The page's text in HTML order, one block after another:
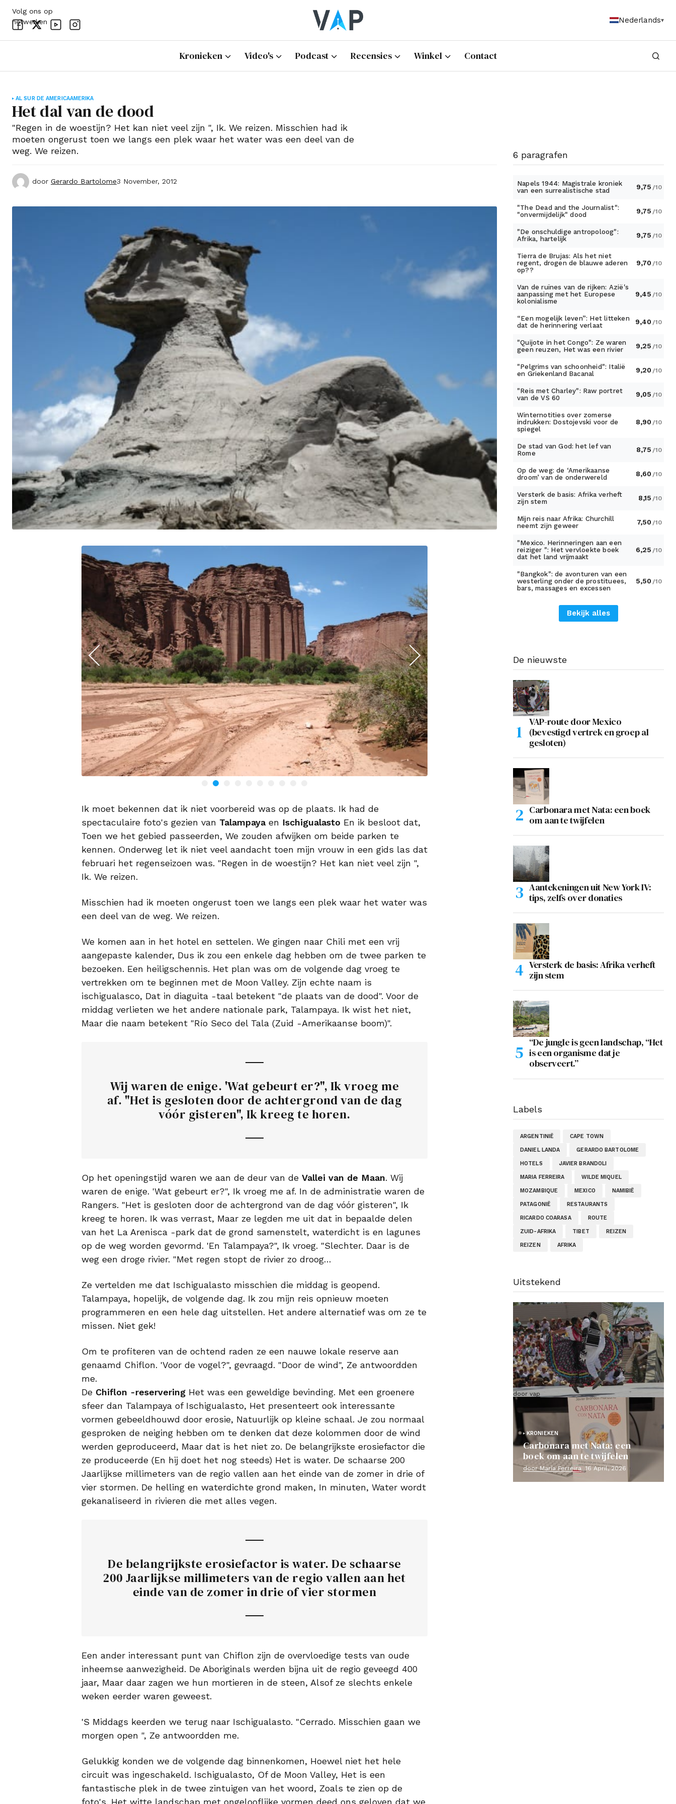
Nederlands
Kronieken Video's Podcast Recensies Winkel Contact
AL SUR DE AMERICAAMERIKA
Het dal van de dood
"Regen in de woestijn? Het kan niet veel zijn ", Ik. We reizen. Misschien had ik
moeten ongerust toen we langs een plek waar het water was een deel van de
weg. We reizen.
door Gerardo Bartolome3 November, 2012
Ik moet bekennen dat ik niet voorbereid was op de plaats. Ik had de
spectaculaire foto's gezien van Talampayaen Ischigualasto En ik besloot dat,
Toen we het gebied passeerden, We zouden afwijken om beide parken te
kennen. Onderweg let ik niet veel aandacht toen mijn vrouw in een gids las dat
februari het regenseizoen was. "Regen in de woestijn? Het kan niet veel zijn ",
Ik. We reizen.
Misschien had ik moeten ongerust toen we langs een plek waar het water was
een deel van de weg. We reizen.
We komen aan in het hotel en settelen. We gingen naar Chili met een vrij
aangepaste kalender, Dus ik zou een enkele dag hebben om de twee parken te
bezoeken. Een heiligschennis. Het plan was om de volgende dag vroeg te
vertrekken om te beginnen met de Moon Valley. Zijn echte naam is
ischigualasco, Dat in diaguita -taal betekent "de plaats van de dood". Voor de
middag verlieten we het andere nationale park, Talampaya. Ik wist het niet,
Maar die naam betekent "Río Seco del Tala (Zuid -Amerikaanse boom)".
Wij waren de enige. 'Wat gebeurt er?", Ik vroeg me
af. "Het is gesloten door de achtergrond van de dag
vóór gisteren", Ik kreeg te horen.
Op het openingstijd waren we aan de deur van de Vallei van de Maan. Wij
waren de enige. 'Wat gebeurt er?", Ik vroeg me af. In de administratie waren de
Rangers. "Het is gesloten door de achtergrond van de dag vóór gisteren", Ik
kreeg te horen. Ik was verrast, Maar ze legden me uit dat in bepaalde delen
van het La Arenisca -park dat de grond samenstelt, waterdicht is en lagunes
op de weg worden gevormd. 'En Talampaya?", Ik vroeg. "Slechter. Daar is de
weg een droge rivier. "Met regen stopt de rivier zo droog…
Ze vertelden me dat Ischigualasto misschien die middag is geopend.
Talampaya, hopelijk, de volgende dag. Ik zou mijn reis opnieuw moeten
programmeren en een hele dag uitstellen. Het andere alternatief was om ze te
missen. Niet gek!
Om te profiteren van de ochtend raden ze een nauwe lokale reserve aan
genaamd Chiflon. 'Voor de vogel?", gevraagd. "Door de wind", Ze antwoordden
me.
De Chiflon -reservering Het was een geweldige bevinding. Met een groenere
sfeer dan Talampaya of Ischigualasto, Het presenteert ook interessante
vormen gebeeldhouwd door erosie, Natuurlijk op kleine schaal. Je zou normaal
gesproken de neiging hebben om te denken dat deze kolommen door de wind
werden geproduceerd, Maar dat is het niet zo. De belangrijkste erosiefactor die
ze produceerde (En hij doet het nog steeds) Het is water. De schaarse 200
Jaarlijkse millimeters van de regio vallen aan het einde van de zomer in drie of
vier stormen. De helling en waterdichte grond maken, In minuten, Water wordt
gekanaliseerd in rivieren die met alles vegen.
De belangrijkste erosiefactor is water. De schaarse
200 Jaarlijkse millimeters van de regio vallen aan het
einde van de zomer in drie of vier stormen
Een ander interessant punt van Chiflon zijn de overvloedige tests van oude
inheemse aanwezigheid. De Aboriginals werden bijna uit de regio geveegd 400
jaar, Maar daar zagen we hun mortieren in de steen, Alsof ze slechts enkele
weken eerder waren geweest.
'S Middags keerden we terug naar Ischigualasto. "Cerrado. Misschien gaan we
morgen open ", Ze antwoordden me.
Gelukkig konden we de volgende dag binnenkomen, Hoewel niet het hele
circuit was ingeschakeld. Ischigualasto, Of de Moon Valley, Het is een
fantastische plek in de twee zintuigen van het woord, Zoals te zien op de
6 paragrafen
Napels 1944: Magistrale kroniek
van een surrealistische stad
9,75 /10
"The Dead and the Journalist":
"onvermijdelijk" dood
9,75 /10
"De onschuldige antropoloog":
Afrika, hartelijk
9,75 /10
Tierra de Brujas: Als het niet
regent, drogen de blauwe aderen
op??
9,70 /10
Van de ruïnes van de rijken: Azië's
aanpassing met het Europese
kolonialisme
9,45 /10
“Een mogelijk leven”: Het litteken
dat de herinnering verlaat
9,40 /10
"Quijote in het Congo": Ze waren
geen reuzen, Het was een rivier
9,25 /10
"Pelgrims van schoonheid": Italië
en Griekenland Bacanal
9,20 /10
"Reis met Charley": Raw portret
van de VS 60
9,05 /10
Winternotities over zomerse
indrukken: Dostojevski voor de
spiegel
8,90 /10
De stad van God: het lef van
Rome
8,75 /10
Op de weg: de ‘Amerikaanse
droom’ van de onderwereld
8,60 /10
Versterk de basis: Afrika verheft
zijn stem
8,15 /10
Mijn reis naar Afrika: Churchill
neemt zijn geweer
7,50 /10
"Mexico. Herinneringen aan een
reiziger ": Het vervloekte boek
dat het land vrijmaakt
6,25 /10
"Bangkok": de avonturen van een
westerling onder de prostituees,
bars, massages en excessen
5,50 /10
Bekijk alles
De nieuwste
VAP-route door Mexico
(bevestigd vertrek en groep al
gesloten)
Carbonara met Nata: een boek
om aan te twijfelen
Aantekeningen uit New York IV:
tips, zelfs over donaties
Versterk de basis: Afrika verheft
zijn stem
“De jungle is geen landschap, “Het
is een organisme dat je
observeert.”
Labels
ARGENTINIË CAPE TOWN
DANIEL LANDA GERARDO BARTOLOME
HOTELS JAVIER BRANDOLI
MARIA FERREIRA WILDE MIQUEL
MOZAMBIQUE MEXICO NAMIBIË
PATAGONIË RESTAURANTS
RICARDO COARASA ROUTE
ZUID-AFRIKA TIBET REIZEN
REIZEN AFRIKA
Uitstekend
VAP-route door Mexico (bevestigd
vertrek en groep al gesloten)
door vap 18 Kan, 2026
KRONIEKEN
Carbonara met Nata: een
boek om aan te twijfelen
door María Ferreira 16 April, 2026